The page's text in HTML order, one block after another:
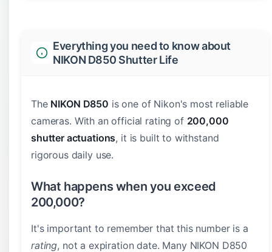
Everything you need to know about
NIKON D850 Shutter Life
The NIKON D850 is one of Nikon's most reliable
cameras. With an official rating of 200,000
shutter actuations, it is built to withstand
rigorous daily use.
What happens when you exceed
200,000?
It's important to remember that this number is a
rating, not a expiration date. Many NIKON D850